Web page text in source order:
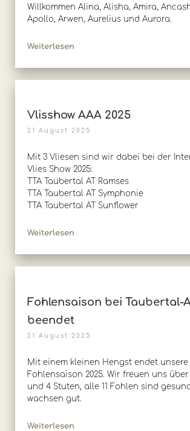
Willkommen Alina, Alisha, Amira,
Apollo, Arwen, Aurelius und Aurora.
Weiterlesen
Vlisshow AAA 2025
21 August 2025
Mit 3 Vliesen sind wir dabei bei der
Vlies Show 2025:
TTA Taubertal AT Ramses
TTA Taubertal AT Symphonie
TTA Taubertal AT Sunflower
Weiterlesen
Fohlensaison bei Taubertal-
beendet
21 August 2025
Mit einem kleinen Hengst endet unsere
Fohlensaison 2025. Wir freuen uns
und 4 Stuten, alle 11 Fohlen sind
wachsen gut.
Weiterlesen